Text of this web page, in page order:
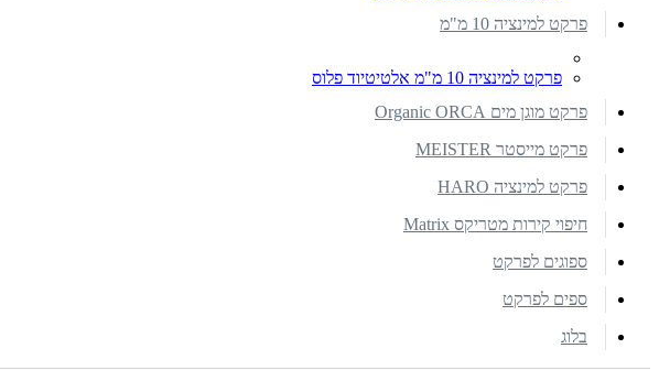
פרקט למינציה 10 מ"מ
פרקט למינציה 10 מ"מ אלטיטיוד פלוס
פרקט מוגן מים Organic ORCA
פרקט מייסטר MEISTER
פרקט למינציה HARO
חיפוי קירות מטריקס Matrix
ספוגים לפרקט
ספים לפרקט
בלוג